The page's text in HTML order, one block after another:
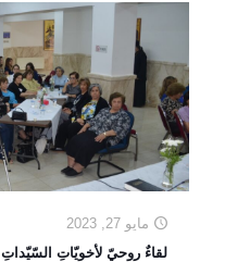
مايو 27, 2023
لقاءٌ روحيّ لأخويّاتِ